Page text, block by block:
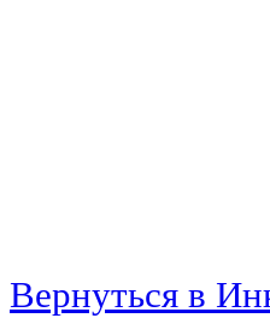
Вернуться в